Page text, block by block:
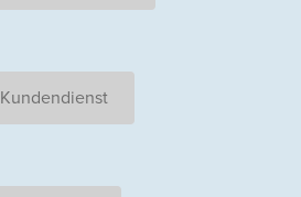
Kundendienst